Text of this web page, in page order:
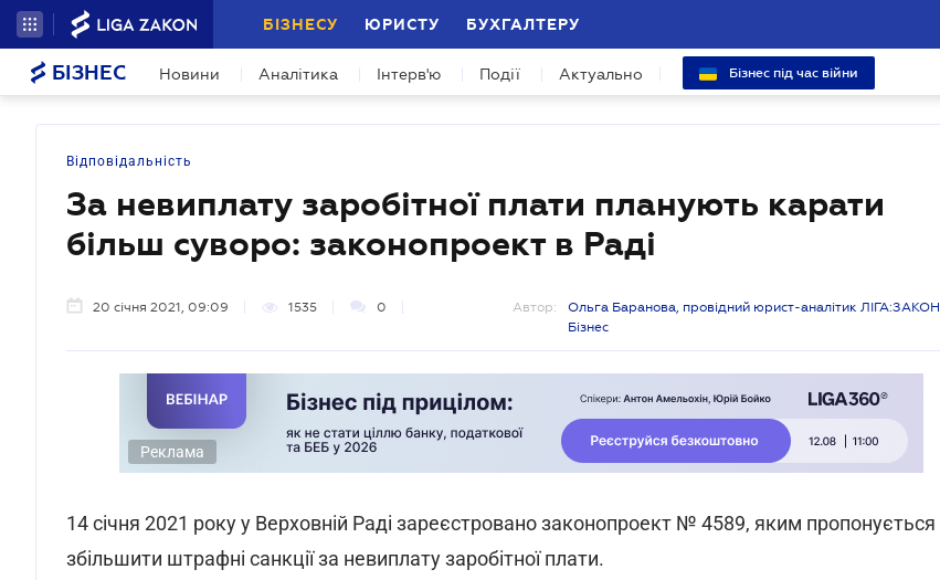
БІЗНЕСУ ЮРИСТУ БУХГАЛТЕРУ
БІЗНЕС Новини Аналітика Інтерв'ю Події Актуально Бізнес під час війни
Відповідальність
За невиплату заробітної плати планують карати
більш суворо: законопроект в Раді
20 січня 2021, 09:09 1535 0 Автор:
Ольга Баранова, провідний юрист-аналітик ЛІГА:ЗАКОН
Бізнес
Реклама
14 січня 2021 року у Верховній Раді зареєстровано законопроект № 4589, яким пропонується
збільшити штрафні санкції за невиплату заробітної плати.